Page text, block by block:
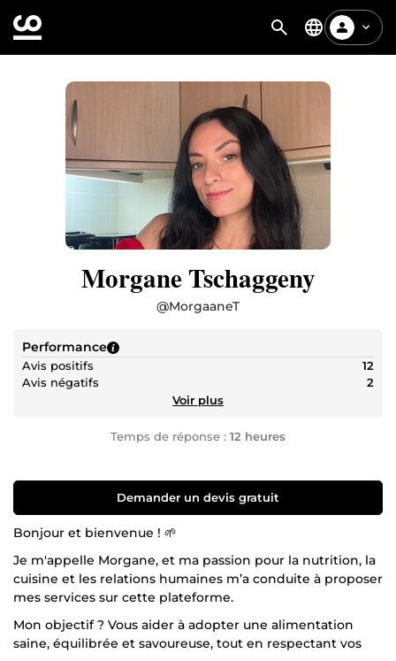
Morgane Tschaggeny
@MorgaaneT
Performance
Avis positifs
12
Avis négatifs
2
Voir plus
Temps de réponse : 12 heures
Demander un devis gratuit
Bonjour et bienvenue ! 🌱
Je m'appelle Morgane, et ma passion pour la nutrition, la
cuisine et les relations humaines m’a conduite à proposer
mes services sur cette plateforme.
Mon objectif ? Vous aider à adopter une alimentation
saine, équilibrée et savoureuse, tout en respectant vos